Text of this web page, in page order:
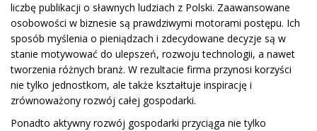
liczbę publikacji o sławnych ludziach z Polski. Zaawansowane
osobowości w biznesie są prawdziwymi motorami postępu. Ich
sposób myślenia o pieniądzach i zdecydowane decyzje są w
stanie motywować do ulepszeń, rozwoju technologii, a nawet
tworzenia różnych branż. W rezultacie firma przynosi korzyści
nie tylko jednostkom, ale także kształtuje inspirację i
zrównoważony rozwój całej gospodarki.
Ponadto aktywny rozwój gospodarki przyciąga nie tylko